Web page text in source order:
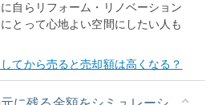
自らリフォーム・リノベーション
とって心地よい空間にしたい人も
てから売ると売却額は高くなる？